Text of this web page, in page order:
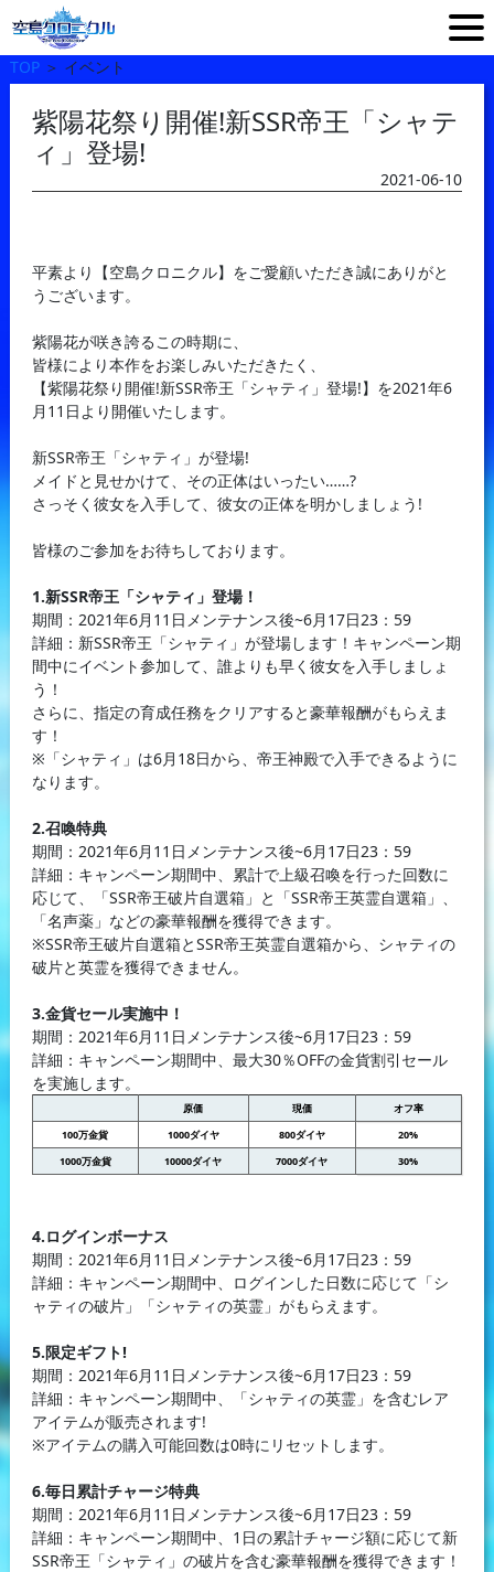
TOP＞ イベント
紫陽花祭り開催!新SSR帝王「シャテ
ィ」登場!
2021-06-10
平素より【空島クロニクル】をご愛顧いただき誠にありがと
うございます。
紫陽花が咲き誇るこの時期に、
皆様により本作をお楽しみいただきたく、
【紫陽花祭り開催!新SSR帝王「シャティ」登場!】を2021年6
月11日より開催いたします。
新SSR帝王「シャティ」が登場!
メイドと見せかけて、その正体はいったい……?
さっそく彼女を入手して、彼女の正体を明かしましょう!
皆様のご参加をお待ちしております。
1.新SSR帝王「シャティ」登場！
期間：2021年6月11日メンテナンス後~6月17日23：59
詳細：新SSR帝王「シャティ」が登場します！キャンペーン期
間中にイベント参加して、誰よりも早く彼女を入手しましょ
う！
さらに、指定の育成任務をクリアすると豪華報酬がもらえま
す！
※「シャティ」は6月18日から、帝王神殿で入手できるように
なります。
2.召喚特典
期間：2021年6月11日メンテナンス後~6月17日23：59
詳細：キャンペーン期間中、累計で上級召喚を行った回数に
応じて、「SSR帝王破片自選箱」と「SSR帝王英霊自選箱」、
「名声薬」などの豪華報酬を獲得できます。
※SSR帝王破片自選箱とSSR帝王英霊自選箱から、シャティの
破片と英霊を獲得できません。
3.金貨セール実施中！
期間：2021年6月11日メンテナンス後~6月17日23：59
詳細：キャンペーン期間中、最大30％OFFの金貨割引セール
を実施します。
原価 現価
オフ率
100万金貨
1000ダイヤ 800ダイヤ
20%
1000万金貨
10000ダイヤ 7000ダイヤ 30%
4.ログインボーナス
期間：2021年6月11日メンテナンス後~6月17日23：59
詳細：キャンペーン期間中、ログインした日数に応じて「シ
ャティの破片」「シャティの英霊」がもらえます。
5.限定ギフト!
期間：2021年6月11日メンテナンス後~6月17日23：59
詳細：キャンペーン期間中、「シャティの英霊」を含むレア
アイテムが販売されます!
※アイテムの購入可能回数は0時にリセットします。
6.毎日累計チャージ特典
期間：2021年6月11日メンテナンス後~6月17日23：59
詳細：キャンペーン期間中、1日の累計チャージ額に応じて新
SSR帝王「シャティ」の破片を含む豪華報酬を獲得できます！